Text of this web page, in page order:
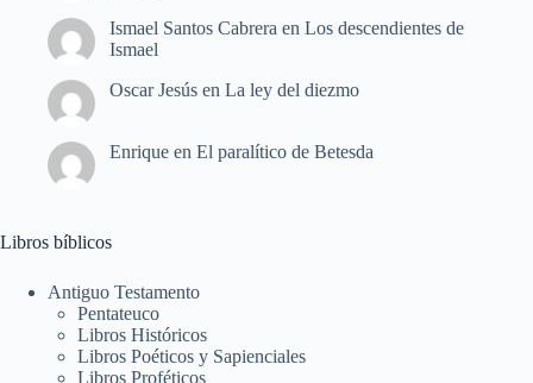
Ismael Santos Cabrera en Los descendientes de
Ismael
Oscar Jesús en La ley del diezmo
Enrique en El paralítico de Betesda
Libros bíblicos
Antiguo Testamento
Pentateuco
Libros Históricos
Libros Poéticos y Sapienciales
Libros Proféticos